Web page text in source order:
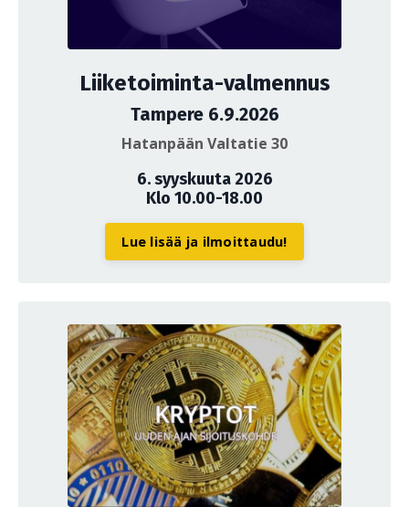
Liiketoiminta-valmennus
Tampere 6.9.2026
Hatanpään Valtatie 30
6. syyskuuta 2026
Klo 10.00-18.00
Lue lisää ja ilmoittaudu!